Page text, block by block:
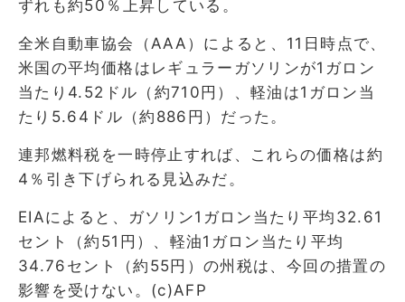
ずれも約50％上昇している。
全米自動車協会（AAA）によると、11日時点で、
米国の平均価格はレギュラーガソリンが1ガロン
当たり4.52ドル（約710円）、軽油は1ガロン当
たり5.64ドル（約886円）だった。
連邦燃料税を一時停止すれば、これらの価格は約
4％引き下げられる見込みだ。
EIAによると、ガソリン1ガロン当たり平均32.61
セント（約51円）、軽油1ガロン当たり平均
34.76セント（約55円）の州税は、今回の措置の
影響を受けない。(c)AFP